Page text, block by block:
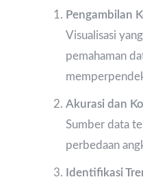
Pengambilan
Visualisasi
pemahaman
Akurasi dan
Sumber data
perbedaan
Identifikasi